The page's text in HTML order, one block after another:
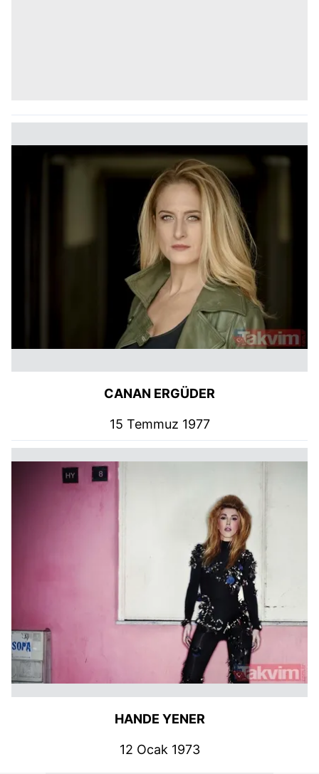
CANAN ERGÜDER
15 Temmuz 1977
HANDE YENER
12 Ocak 1973